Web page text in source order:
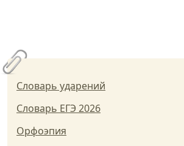
Словарь ударений
Словарь ЕГЭ 2026
Орфоэпия